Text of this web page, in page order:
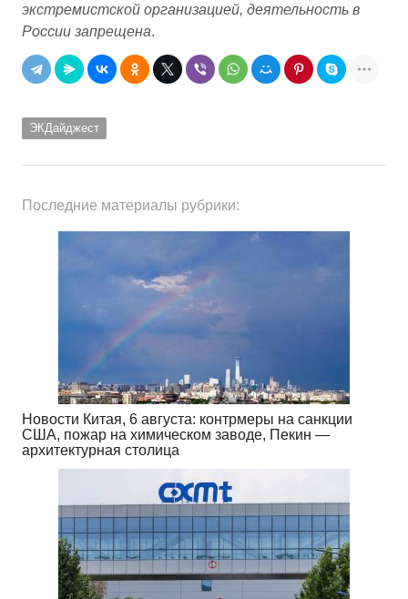
экстремистской организацией, деятельность в
России запрещена.
ЭКДайджест
Последние материалы рубрики:
Новости Китая, 6 августа: контрмеры на санкции
США, пожар на химическом заводе, Пекин —
архитектурная столица